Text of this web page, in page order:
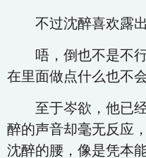
不过沈醉喜欢露出
唔，倒也不是不行
在里面做点什么也不
至于岑欲，他已经
醉的声音却毫无反应
沈醉的腰，像是凭本